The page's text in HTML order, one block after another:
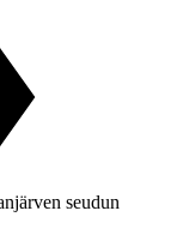
seudun